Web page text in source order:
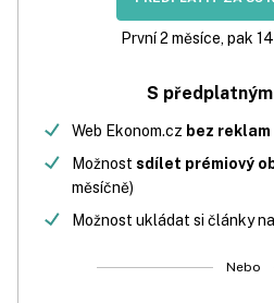
První 2 měsíce, pak
S
Web Ekonom.cz bez reklam
Možnost sdílet prémiový
měsíčně)
Možnost ukládat si články
Nebo